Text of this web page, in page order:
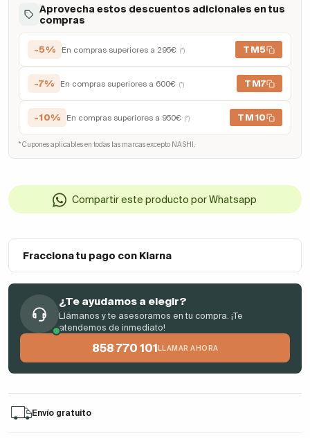
Aprovecha estos descuentos adicionales en tus
compras
-5% En compras superiores a 295€ (*) TM5
-7% En compras superiores a 600€ (*) TM7
-10% En compras superiores a 950€ (*) TM10
* Cupones aplicables en todas las marcas excepto NASHI.
Compartir este producto por Whatsapp
Fracciona tu pago con Klarna
¿Te ayudamos a elegir?
Llámanos y te asesoramos en tu compra. ¡Te
atendemos de inmediato!
858 770 101 LLAMAR AHORA
Envío gratuito